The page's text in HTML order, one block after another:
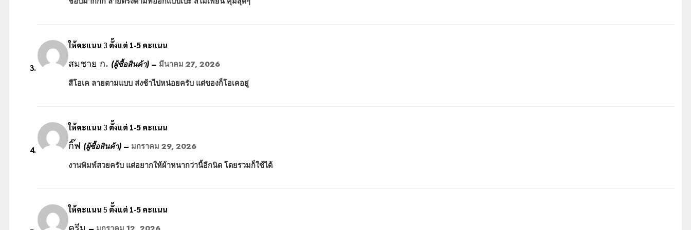
ให้คะแนน 3 ตั้งแต่ 1-5 คะแนน
สมชาย ก. (ผู้ซื้อสินค้า) – มีนาคม 27, 2026
สีโอเค ลายตามแบบ ส่งช้าไปหน่อยครับ แต่ของก็โอเคอยู่
ให้คะแนน 3 ตั้งแต่ 1-5 คะแนน
กิ๊ฟ (ผู้ซื้อสินค้า) – มกราคม 29, 2026
งานพิมพ์สวยครับ แต่อยากให้ผ้าหนากว่านี้อีกนิด โดยรวมก็ใช้ได้
ให้คะแนน 5 ตั้งแต่ 1-5 คะแนน